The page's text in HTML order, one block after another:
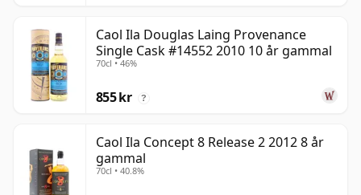
Caol Ila Douglas Laing Provenance
Single Cask #14552 2010 10 år gammal
70cl • 46%
855 kr ?
Caol Ila Concept 8 Release 2 2012 8 år
gammal
70cl • 40.8%